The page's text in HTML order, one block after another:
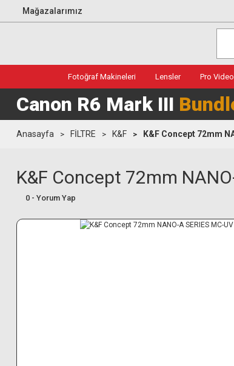
Mağazalarımız
Fotoğraf Makineleri Lensler Pro Video
Canon R6 Mark III
Anasayfa FİLTRE K&F K&F Concept 72mm
K&F Concept 72mm
0 - Yorum Yap